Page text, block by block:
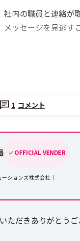
内の職員と連絡が
ッセージを見逃す
1 コメント
OFFICIAL VENDER
ションズ株式会社｜
ただきありがとう